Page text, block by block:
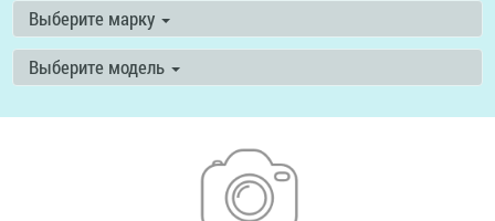
Выберите марку
Выберите модель